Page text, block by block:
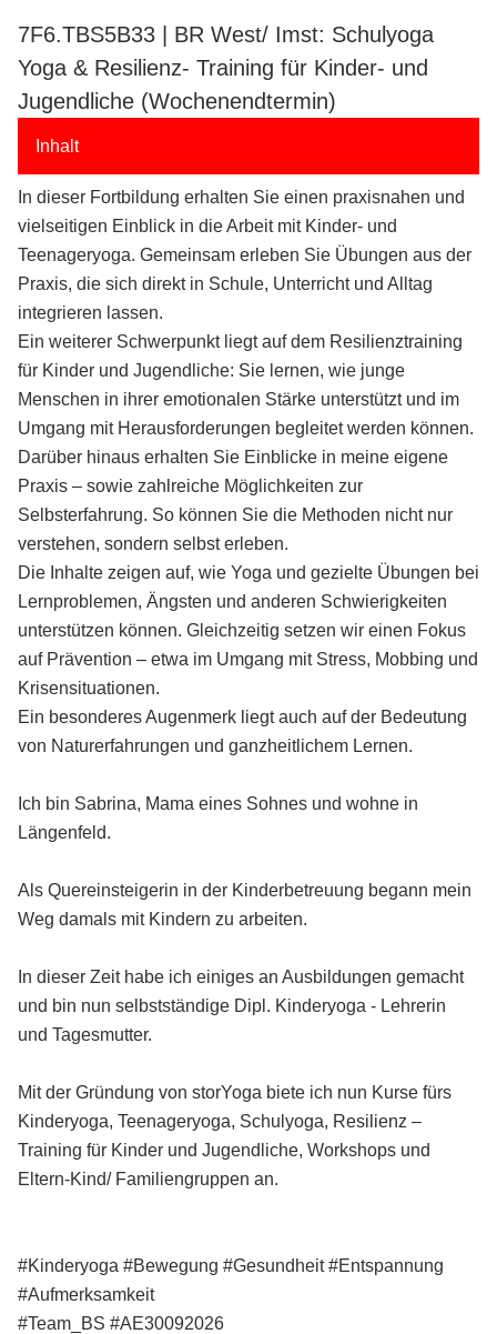
7F6.TBS5B33 | BR West/ Imst: Schulyoga
Yoga & Resilienz- Training für Kinder- und
Jugendliche (Wochenendtermin)
Inhalt
In dieser Fortbildung erhalten Sie einen praxisnahen und
vielseitigen Einblick in die Arbeit mit Kinder- und
Teenageryoga. Gemeinsam erleben Sie Übungen aus der
Praxis, die sich direkt in Schule, Unterricht und Alltag
integrieren lassen.
Ein weiterer Schwerpunkt liegt auf dem Resilienztraining
für Kinder und Jugendliche: Sie lernen, wie junge
Menschen in ihrer emotionalen Stärke unterstützt und im
Umgang mit Herausforderungen begleitet werden können.
Darüber hinaus erhalten Sie Einblicke in meine eigene
Praxis – sowie zahlreiche Möglichkeiten zur
Selbsterfahrung. So können Sie die Methoden nicht nur
verstehen, sondern selbst erleben.
Die Inhalte zeigen auf, wie Yoga und gezielte Übungen bei
Lernproblemen, Ängsten und anderen Schwierigkeiten
unterstützen können. Gleichzeitig setzen wir einen Fokus
auf Prävention – etwa im Umgang mit Stress, Mobbing und
Krisensituationen.
Ein besonderes Augenmerk liegt auch auf der Bedeutung
von Naturerfahrungen und ganzheitlichem Lernen.
Ich bin Sabrina, Mama eines Sohnes und wohne in
Längenfeld.
Als Quereinsteigerin in der Kinderbetreuung begann mein
Weg damals mit Kindern zu arbeiten.
In dieser Zeit habe ich einiges an Ausbildungen gemacht
und bin nun selbstständige Dipl. Kinderyoga - Lehrerin
und Tagesmutter.
Mit der Gründung von storYoga biete ich nun Kurse fürs
Kinderyoga, Teenageryoga, Schulyoga, Resilienz –
Training für Kinder und Jugendliche, Workshops und
Eltern-Kind/ Familiengruppen an.
#Kinderyoga #Bewegung #Gesundheit #Entspannung
#Aufmerksamkeit
#Team_BS #AE30092026